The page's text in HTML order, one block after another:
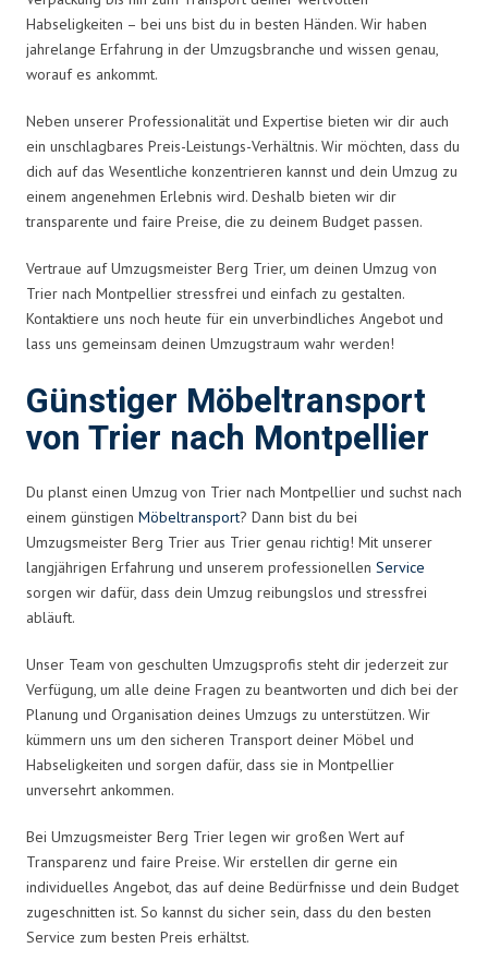
Habseligkeiten – bei uns bist du in besten Händen. Wir haben
jahrelange Erfahrung in der Umzugsbranche und wissen genau,
worauf es ankommt.
Neben unserer Professionalität und Expertise bieten wir dir auch
ein unschlagbares Preis-Leistungs-Verhältnis. Wir möchten, dass du
dich auf das Wesentliche konzentrieren kannst und dein Umzug zu
einem angenehmen Erlebnis wird. Deshalb bieten wir dir
transparente und faire Preise, die zu deinem Budget passen.
Vertraue auf Umzugsmeister Berg Trier, um deinen Umzug von
Trier nach Montpellier stressfrei und einfach zu gestalten.
Kontaktiere uns noch heute für ein unverbindliches Angebot und
lass uns gemeinsam deinen Umzugstraum wahr werden!
Günstiger Möbeltransport
von Trier nach Montpellier
Du planst einen Umzug von Trier nach Montpellier und suchst nach
einem günstigen Möbeltransport? Dann bist du bei
Umzugsmeister Berg Trier aus Trier genau richtig! Mit unserer
langjährigen Erfahrung und unserem professionellen Service
sorgen wir dafür, dass dein Umzug reibungslos und stressfrei
abläuft.
Unser Team von geschulten Umzugsprofis steht dir jederzeit zur
Verfügung, um alle deine Fragen zu beantworten und dich bei der
Planung und Organisation deines Umzugs zu unterstützen. Wir
kümmern uns um den sicheren Transport deiner Möbel und
Habseligkeiten und sorgen dafür, dass sie in Montpellier
unversehrt ankommen.
Bei Umzugsmeister Berg Trier legen wir großen Wert auf
Transparenz und faire Preise. Wir erstellen dir gerne ein
individuelles Angebot, das auf deine Bedürfnisse und dein Budget
zugeschnitten ist. So kannst du sicher sein, dass du den besten
Service zum besten Preis erhältst.